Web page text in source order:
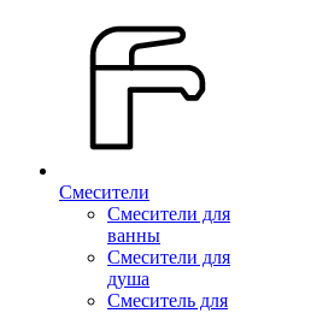
Смесители
Смесители для
ванны
Смесители для
душа
Смеситель для